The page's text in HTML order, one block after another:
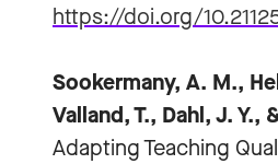
https://doi.org/
Sookermany, A. M.,
Valland, T., Dahl, J. Y.,
Adapting Teaching